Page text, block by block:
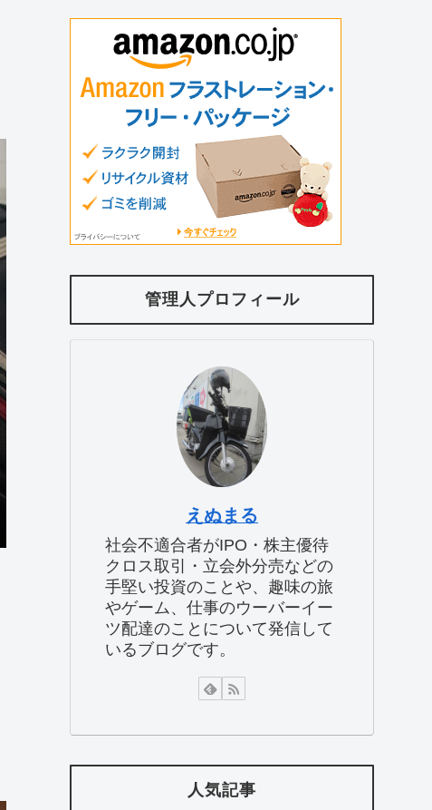
管理人プロフィール
えぬまる
社会不適合者がIPO・株主優待
クロス取引・立会外分売などの
手堅い投資のことや、趣味の旅
やゲーム、仕事のウーバーイー
ツ配達のことについて発信して
いるブログです。
人気記事